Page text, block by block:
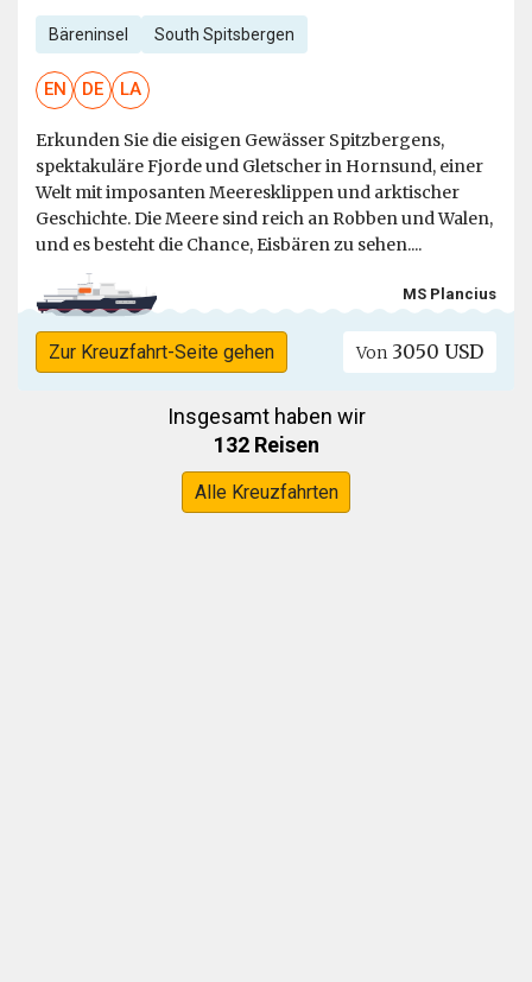
Bäreninsel South Spitsbergen
EN DE LA
Erkunden Sie die eisigen Gewässer Spitzbergens,
spektakuläre Fjorde und Gletscher in Hornsund, einer
Welt mit imposanten Meeresklippen und arktischer
Geschichte. Die Meere sind reich an Robben und Walen,
und es besteht die Chance, Eisbären zu sehen....
MS Plancius
Zur Kreuzfahrt-Seite gehen Von 3050 USD
Insgesamt haben wir
132 Reisen
Alle Kreuzfahrten